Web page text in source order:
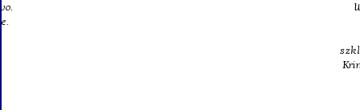
szklanego
Krinex,